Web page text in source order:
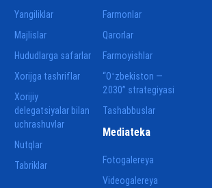
Yangiliklar
Majlislar
Hududlarga safarlar
Xorijga tashriflar
Xorijiy
delegatsiyalar bilan
uchrashuvlar
Nutqlar
Tabriklar
Farmonlar
Qarorlar
Farmoyishlar
“Oʻzbekiston —
2030” strategiyasi
Tashabbuslar
Mediateka
Fotogalereya
Videogalereya